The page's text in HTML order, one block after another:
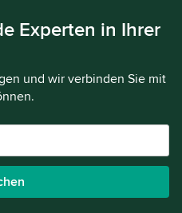
Experten in Ihrer
und wir verbinden Sie mit